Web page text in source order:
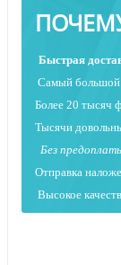
Быстрая
Самый большой
Более 20 тысяч
Тысячи
Без
Отправка
Высокое